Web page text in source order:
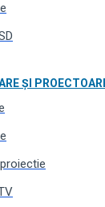
ȘI
garanție oficială
caracteristici,
de cumpărături
messengeri
partenerii noștri a